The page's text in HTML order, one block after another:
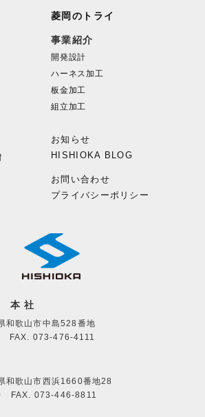
菱岡のトライ
事業紹介
開発設計
ハーネス加工
板金加工
組立加工
お知らせ
HISHIOKA BLOG
お問い合わせ
プライバシーポリシー
本 社
和歌山市中島528番地
FAX. 073-476-4111
和歌山市西浜1660番地28
FAX. 073-446-8811